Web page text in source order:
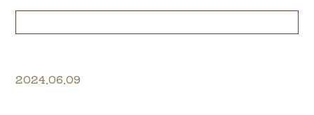
2024.06.09